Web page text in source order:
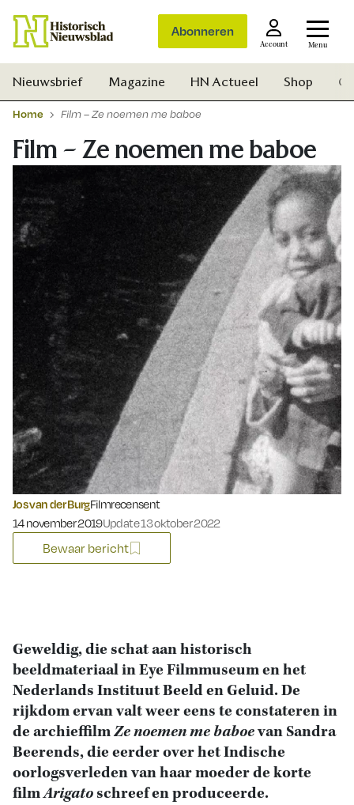
Abonneren
Account Menu
Zoek
Nieuwsbrief Magazine HN Actueel Shop
Home Film – Ze noemen me baboe
Film – Ze noemen me baboe
Jos van der BurgFilmrecensent
Gepubliceerd op:
14 november 2019Update 13 oktober 2022
Bewaar bericht
Geweldig, die schat aan historisch
beeldmateriaal in Eye Filmmuseum en het
Nederlands Instituut Beeld en Geluid. De
rijkdom ervan valt weer eens te constateren in
de archieffilmZe noemen me baboevan Sandra
Beerends, die eerder over het Indische
oorlogsverleden van haar moeder de korte
filmArigatoschreef en produceerde.